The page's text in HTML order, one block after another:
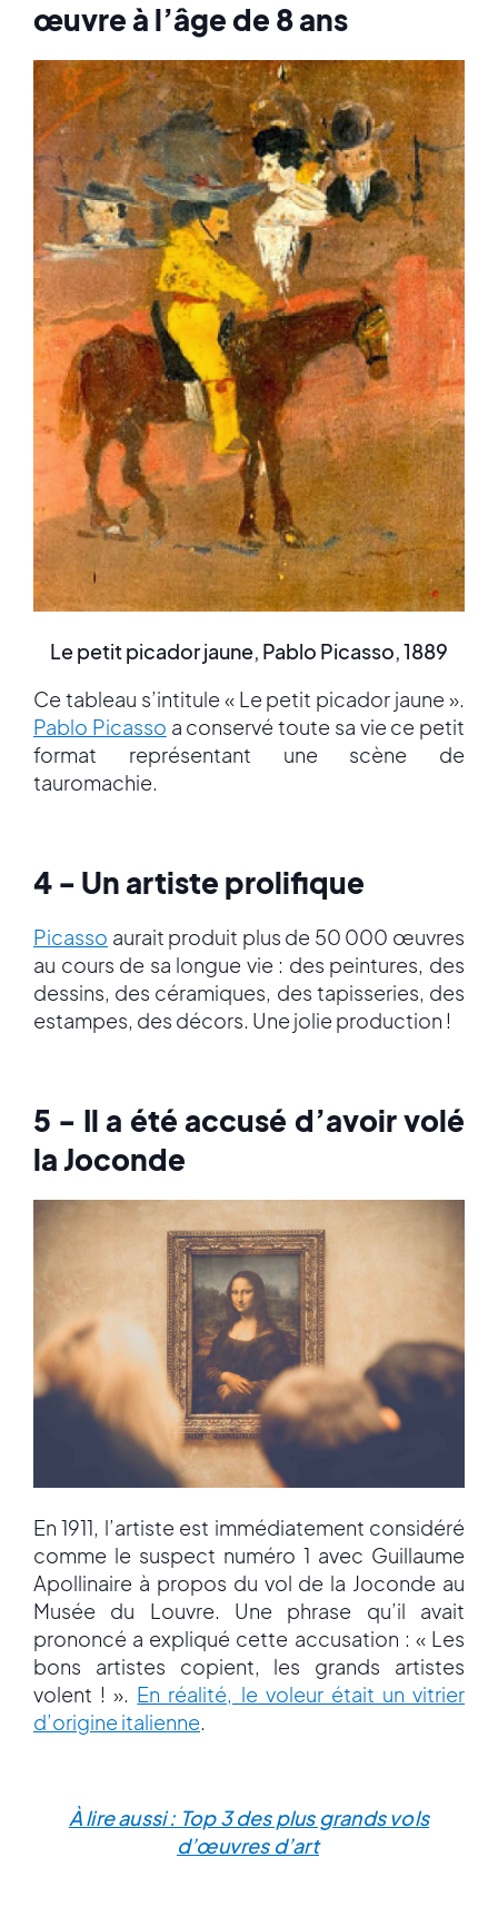
œuvre à l’âge de 8 ans
Le petit picador jaune, Pablo Picasso, 1889
Ce tableau s’intitule « Le petit picador jaune ».
Pablo Picasso a conservé toute sa vie ce petit
format représentant une scène de
tauromachie.
4 - Un artiste prolifique
Picasso aurait produit plus de 50 000 œuvres
au cours de sa longue vie : des peintures, des
dessins, des céramiques, des tapisseries, des
estampes, des décors. Une jolie production !
5 - Il a été accusé d’avoir volé
la Joconde
En 1911, l’artiste est immédiatement considéré
comme le suspect numéro 1 avec Guillaume
Apollinaire à propos du vol de la Joconde au
Musée du Louvre. Une phrase qu’il avait
prononcé a expliqué cette accusation : « Les
bons artistes copient, les grands artistes
volent ! ». En réalité, le voleur était un vitrier
d’origine italienne.
À lire aussi : Top 3 des plus grands vols
d’œuvres d’art